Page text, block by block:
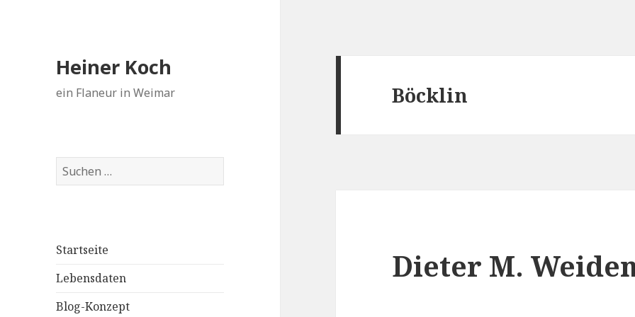
Heiner Koch
ein Flaneur in Weimar
Suchen
nach:
Startseite
Lebensdaten
Blog-Konzept
Böcklin
Dieter M.